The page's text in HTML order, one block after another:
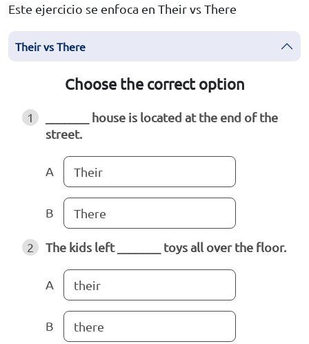
Este ejercicio se enfoca en Their vs There
Their vs There
Choose the correct option
1
_______ house is located at the end of the
street.
A Their
B There
2 The kids left _______ toys all over the floor.
A their
B there